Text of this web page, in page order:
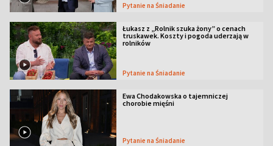
Pytanie na Śniadanie
Łukasz z „Rolnik szuka żony” o cenach
truskawek. Koszty i pogoda uderzają w
rolników
Pytanie na Śniadanie
Ewa Chodakowska o tajemniczej
chorobie mięśni
Pytanie na Śniadanie